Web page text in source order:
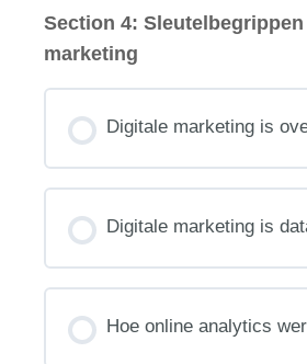
Section 4:
marketing
Digitale marketing is
Digitale marketing is
Hoe online analytics